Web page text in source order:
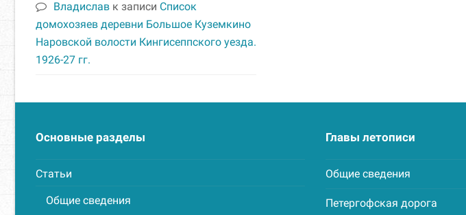
Владислав к записи Список
домохозяев деревни Большое Куземкино
Наровской волости Кингисеппского уезда.
1926-27 гг.
Основные разделы
Статьи
Общие сведения
Главы летописи
Общие сведения
Петергофская дорога